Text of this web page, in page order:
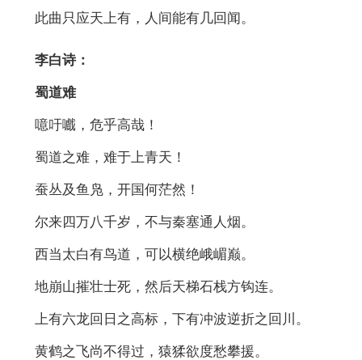
此曲只应天上有，人间能有几回闻。
李白诗：
蜀道难
噫吁嚱，危乎高哉！
蜀道之难，难于上青天！
蚕丛及鱼凫，开国何茫然！
尔来四万八千岁，不与秦塞通人烟。
西当太白有鸟道，可以横绝峨嵋巅。
地崩山摧壮士死，然后天梯石栈方钩连。
上有六龙回日之高标，下有冲波逆折之回川。
黄鹤之飞尚不得过，猿猱欲度愁攀援。